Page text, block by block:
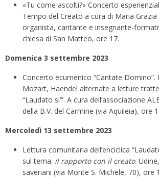
«Tu come ascolti?» Concerto
Tempo del Creato a cura di Maria Grazia
organista, cantante e insegnante-
chiesa di San Matteo, ore 17.
Domenica 3 settembre 2023
Concerto ecumenico “Cantate Domino”.
Mozart, Haendel alternate a letture tratte
“Laudato si’”. A cura dell’associazione
della B.V. del Carmine (via Aquileia), ore
Mercoledì 13 settembre 2023
Lettura comunitaria dell’enciclica
sul tema: il rapporto con il creato.
saveriani (via Monte S. Michele, 70), ore